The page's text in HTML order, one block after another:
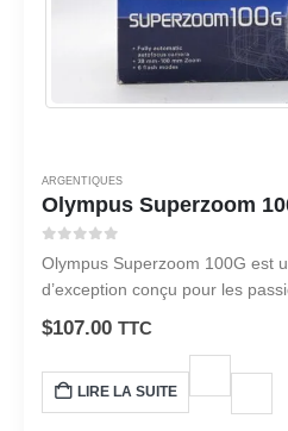
ARGENTIQUES
Olympus Superzoom
Olympus Superzoom 100G est
d’exception conçu pour les
$107.00 TTC
LIRE LA SUITE